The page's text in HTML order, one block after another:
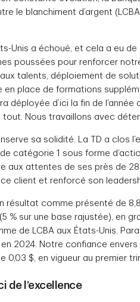
le blanchiment d’argent
Unis a échoué, et cela a eu
poussées pour renforcer
talents, déploiement de
place de formations
déployée d’ici la fin de
Nous travaillons avec
sa solidité. La TD a clos
catégorie 1 sous forme
aux attentes de ses près de
client et renforcé son
résultat comme présenté de
% sur une base rajustée), en
de LCBA aux États-Unis.
2024. Notre confiance
0,03 $, en vigueur au premier
de l’excellence